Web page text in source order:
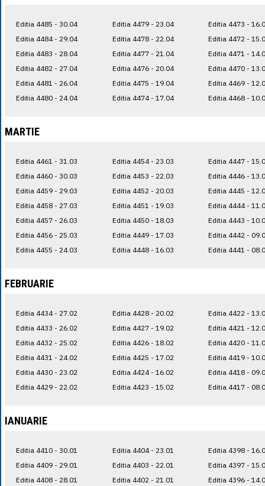
Editia 4485 - 30.04
Editia 4484 - 29.04
Editia 4483 - 28.04
Editia 4482 - 27.04
Editia 4481 - 26.04
Editia 4480 - 24.04
Editia 4479 - 23.04
Editia 4478 - 22.04
Editia 4477 - 21.04
Editia 4476 - 20.04
Editia 4475 - 19.04
Editia 4474 - 17.04
Editia 4473 -
Editia 4472 -
Editia 4471 -
Editia 4470 -
Editia 4469 -
Editia 4468 -
MARTIE
Editia 4461 - 31.03
Editia 4460 - 30.03
Editia 4459 - 29.03
Editia 4458 - 27.03
Editia 4457 - 26.03
Editia 4456 - 25.03
Editia 4455 - 24.03
Editia 4454 - 23.03
Editia 4453 - 22.03
Editia 4452 - 20.03
Editia 4451 - 19.03
Editia 4450 - 18.03
Editia 4449 - 17.03
Editia 4448 - 16.03
Editia 4447 -
Editia 4446 -
Editia 4445 -
Editia 4444 -
Editia 4443 -
Editia 4442 -
Editia 4441 -
FEBRUARIE
Editia 4434 - 27.02
Editia 4433 - 26.02
Editia 4432 - 25.02
Editia 4431 - 24.02
Editia 4430 - 23.02
Editia 4429 - 22.02
Editia 4428 - 20.02
Editia 4427 - 19.02
Editia 4426 - 18.02
Editia 4425 - 17.02
Editia 4424 - 16.02
Editia 4423 - 15.02
Editia 4422 -
Editia 4421 -
Editia 4420 -
Editia 4419 -
Editia 4418 -
Editia 4417 -
IANUARIE
Editia 4410 - 30.01
Editia 4409 - 29.01
Editia 4408 - 28.01
Editia 4404 - 23.01
Editia 4403 - 22.01
Editia 4402 - 21.01
Editia 4398 -
Editia 4397 -
Editia 4396 -